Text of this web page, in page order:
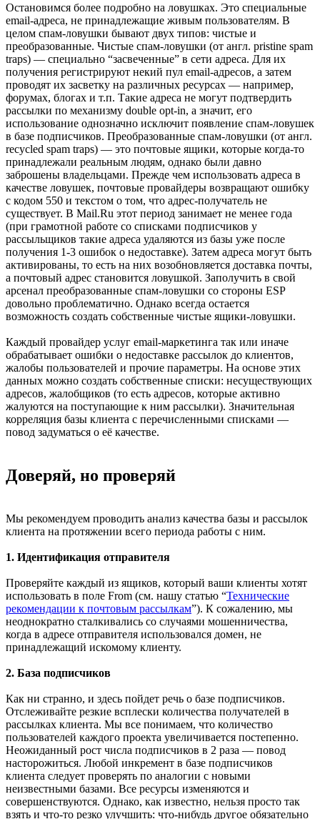
Остановимся более подробно на ловушках. Это специальные
email-адреса, не принадлежащие живым пользователям. В
целом спам-ловушки бывают двух типов: чистые и
преобразованные. Чистые спам-ловушки (от англ. pristine spam
traps) — специально “засвеченные” в сети адреса. Для их
получения регистрируют некий пул email-адресов, а затем
проводят их засветку на различных ресурсах — например,
форумах, блогах и т.п. Такие адреса не могут подтвердить
рассылки по механизму double opt-in, а значит, его
использование однозначно исключит появление спам-ловушек
в базе подписчиков. Преобразованные спам-ловушки (от англ.
recycled spam traps) — это почтовые ящики, которые когда-то
принадлежали реальным людям, однако были давно
заброшены владельцами. Прежде чем использовать адреса в
качестве ловушек, почтовые провайдеры возвращают ошибку
с кодом 550 и текстом о том, что адрес-получатель не
существует. В Mail.Ru этот период занимает не менее года
(при грамотной работе со списками подписчиков у
рассыльщиков такие адреса удаляются из базы уже после
получения 1-3 ошибок о недоставке). Затем адреса могут быть
активированы, то есть на них возобновляется доставка почты,
а почтовый адрес становится ловушкой. Заполучить в свой
арсенал преобразованные спам-ловушки со стороны ESP
довольно проблематично. Однако всегда остается
возможность создать собственные чистые ящики-ловушки.
Каждый провайдер услуг email-маркетинга так или иначе
обрабатывает ошибки о недоставке рассылок до клиентов,
жалобы пользователей и прочие параметры. На основе этих
данных можно создать собственные списки: несуществующих
адресов, жалобщиков (то есть адресов, которые активно
жалуются на поступающие к ним рассылки). Значительная
корреляция базы клиента с перечисленными списками —
повод задуматься о её качестве.
Доверяй, но проверяй
Мы рекомендуем проводить анализ качества базы и рассылок
клиента на протяжении всего периода работы с ним.
1. Идентификация отправителя
Проверяйте каждый из ящиков, который ваши клиенты хотят
использовать в поле From (см. нашу статью “Технические
рекомендации к почтовым рассылкам”). К сожалению, мы
неоднократно сталкивались со случаями мошенничества,
когда в адресе отправителя использовался домен, не
принадлежащий искомому клиенту.
2. База подписчиков
Как ни странно, и здесь пойдет речь о базе подписчиков.
Отслеживайте резкие всплески количества получателей в
рассылках клиента. Мы все понимаем, что количество
пользователей каждого проекта увеличивается постепенно.
Неожиданный рост числа подписчиков в 2 раза — повод
насторожиться. Любой инкремент в базе подписчиков
клиента следует проверять по аналогии с новыми
неизвестными базами. Все ресурсы изменяются и
совершенствуются. Однако, как известно, нельзя просто так
взять и что-то резко улучшить: что-нибудь другое обязательно